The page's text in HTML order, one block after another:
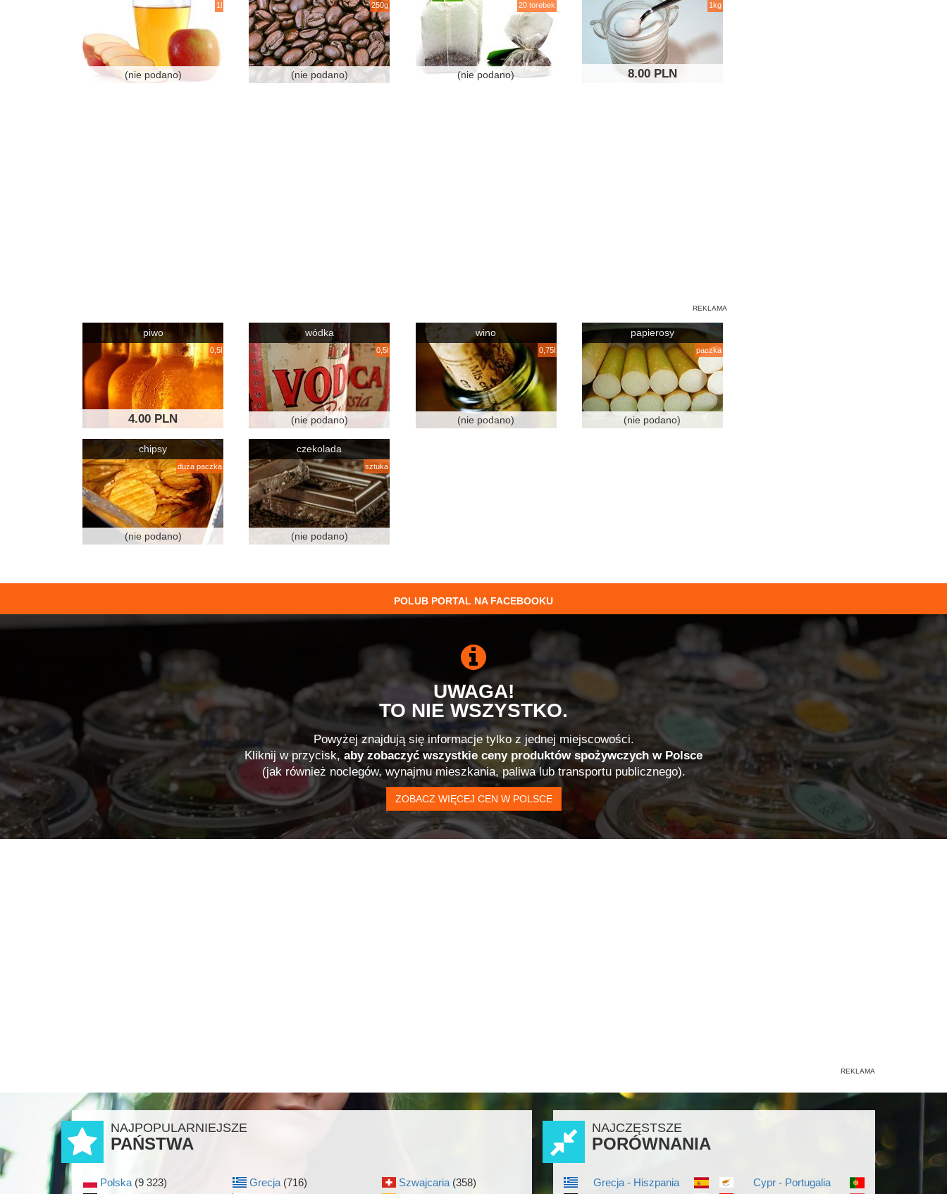
1l
(nie podano)
250g
(nie podano)
20 torebek
(nie podano)
1kg
8.00 PLN
piwo
0,5l
4.00 PLN
wódka
0,5l
(nie podano)
wino
0,75l
(nie podano)
papierosy
paczka
(nie podano)
chipsy
duża paczka
(nie podano)
czekolada
sztuka
(nie podano)
POLUB PORTAL NA FACEBOOKU
UWAGA!
TO NIE WSZYSTKO.
Powyżej znajdują się informacje tylko z jednej miejscowości.
Kliknij w przycisk, aby zobaczyć wszystkie ceny produktów spożywczych w Polsce
(jak również noclegów, wynajmu mieszkania, paliwa lub transportu publicznego).
ZOBACZ WIĘCEJ CEN W POLSCE
NAJPOPULARNIEJSZE
PAŃSTWA
Polska (9 323)
Grecja (716)
Szwajcaria (358)
NAJCZĘSTSZE
PORÓWNANIA
Grecja - Hiszpania
Cypr - Portugalia